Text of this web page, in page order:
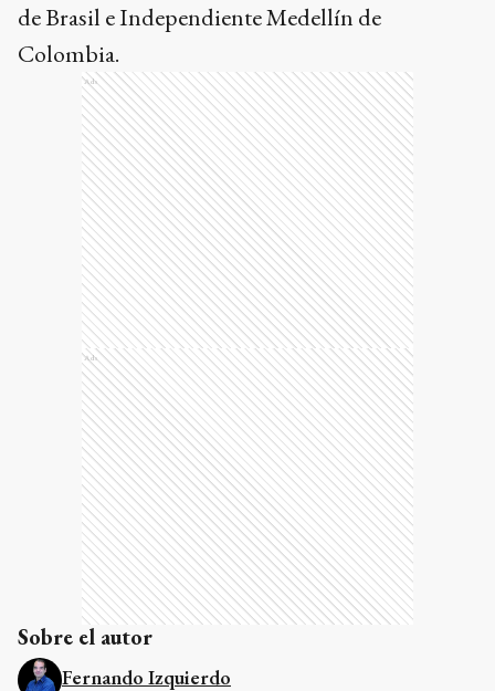
de Brasil e Independiente Medellín de
Colombia.
Ads
Ads
Sobre el autor
Fernando Izquierdo